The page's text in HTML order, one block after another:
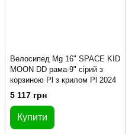
Велосипед Mg 16" SPACE KID
MOON DD рама-9" сірий з
корзиною Pl з крилом Pl 2024
5 117 грн
Купити